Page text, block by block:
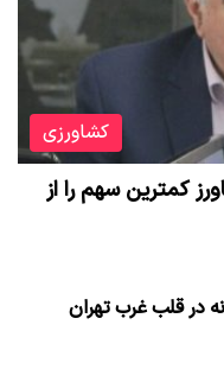
کشاورزی
کمترین سهم را از
در قلب غرب تهران